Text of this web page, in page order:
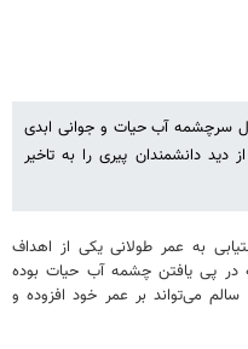
سرچشمه آب حیات و جوانی ابدی
دید دانشمندان پیری را به تاخیر
به عمر طولانی یکی از اهداف
در پی یافتن چشمه آب حیات بوده
می‌تواند بر عمر خود افزوده و